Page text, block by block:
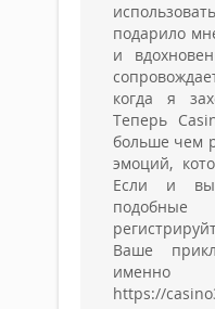
подарило
и
когда я
Теперь
больше чем
эмоций,
Если и вы
Ваше
https://